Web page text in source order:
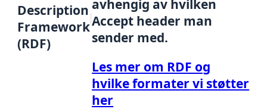
Description
Framework
(RDF)
avhengig av hvilken
Accept header man
sender med.
Les mer om RDF og
hvilke formater vi støtter
her